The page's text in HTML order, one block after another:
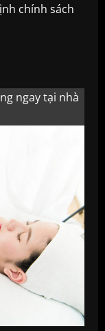
chính sách
ngay tại nhà